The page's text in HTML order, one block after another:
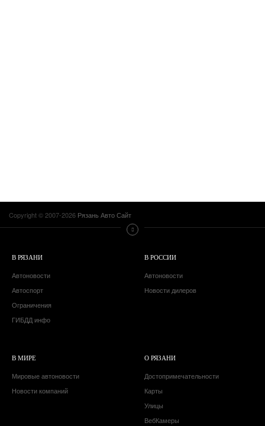
Copyright © 2007-2026 Рязань Авто Сайт
В РЯЗАНИ
Автоновости
Автоспорт
Ограничения
ГИБДД инфо
В РОССИИ
Автоновости
Новости дилеров
В МИРЕ
Мировые автоновости
Новости компаний
О РЯЗАНИ
Достопримечательности
Карты
Улицы
ВебКамеры